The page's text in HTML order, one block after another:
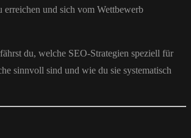
erreichen und sich vom Wettbewerb
du, welche SEO-Strategien speziell für
sinnvoll sind und wie du sie systematisch